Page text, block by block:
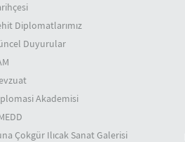
Diplomatlarımız
Duyurular
Akademisi
Çokgür Ilıcak Sanat Galerisi